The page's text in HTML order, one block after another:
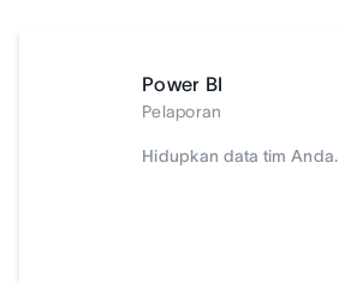
Power BI
Pelaporan
Hidupkan data tim Anda.